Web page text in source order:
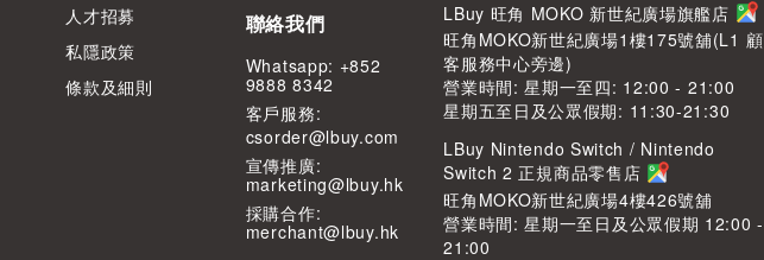
人才招募
私隱政策
條款及細則
聯絡我們
Whatsapp: +852
9888 8342
客⼾服務:
csorder@lbuy.com
宣傳推廣:
marketing@lbuy.hk
採購合作:
merchant@lbuy.hk
LBuy 旺角 MOKO 新世紀廣場旗艦店
旺角MOKO新世紀廣場1樓175號舖(L1 顧
客服務中心旁邊)
營業時間: 星期一至四: 12:00 - 21:00
星期五至日及公眾假期: 11:30-21:30
LBuy Nintendo Switch / Nintendo
Switch 2 正規商品零售店
旺角MOKO新世紀廣場4樓426號舖
營業時間: 星期一至日及公眾假期 12:00 -
21:00